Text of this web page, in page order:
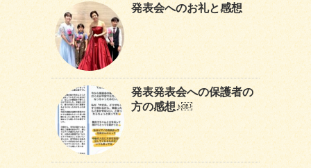
発表会へのお礼と感想
発表発表会への保護者の
方の感想♪￼